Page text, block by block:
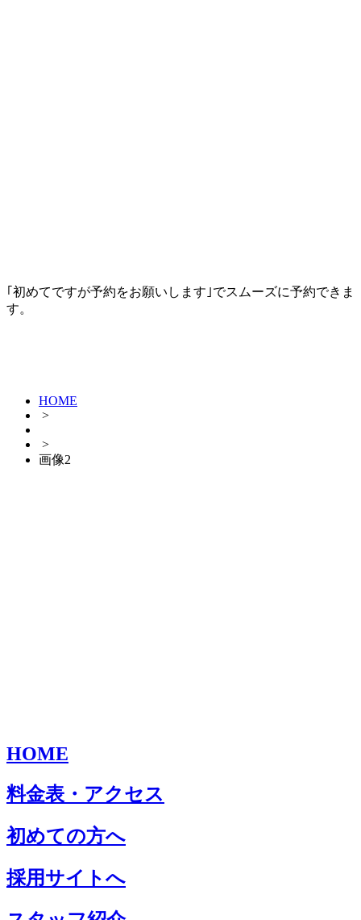
｢初めてですが予約をお願いします｣でスムーズに予約できま
す。
HOME
>
>
画像2
HOME
料金表・アクセス
初めての方へ
採用サイトへ